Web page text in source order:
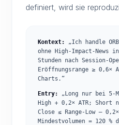
definiert, wird sie
Kontext:
„Ich handle
ohne High-Impact-News
Stunden nach Session-
Eröffnungsrange ≥ 0,6×
Charts.“
Entry:
„Long nur bei 5-
High + 0,2× ATR; Short
Close ≤ Range-Low –
Mindestvolumen = 120 %